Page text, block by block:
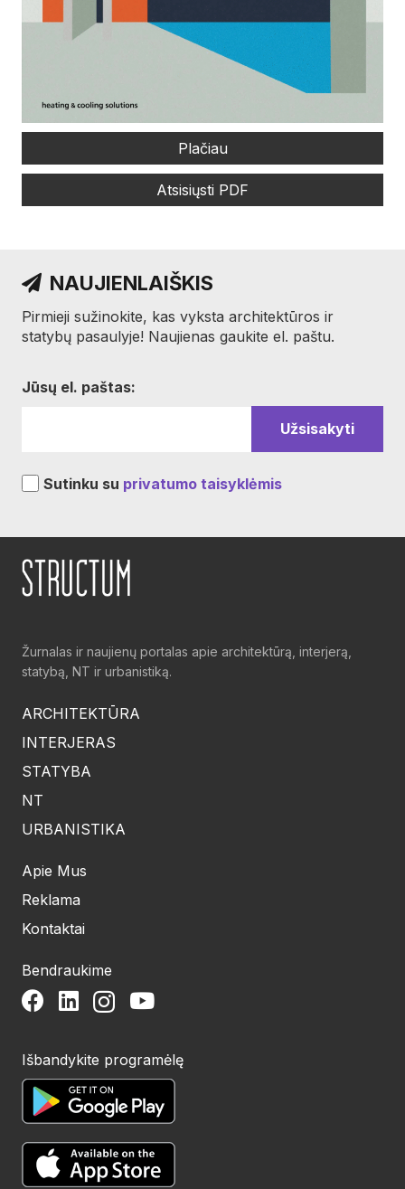
Plačiau
Atsisiųsti PDF
NAUJIENLAIŠKIS
Pirmieji sužinokite, kas vyksta architektūros ir
statybų pasaulyje! Naujienas gaukite el. paštu.
Jūsų el. paštas:
Sutinku su privatumo taisyklėmis
Žurnalas ir naujienų portalas apie architektūrą, interjerą,
statybą, NT ir urbanistiką.
ARCHITEKTŪRA
INTERJERAS
STATYBA
NT
URBANISTIKA
Apie Mus
Reklama
Kontaktai
Bendraukime
Išbandykite programėlę